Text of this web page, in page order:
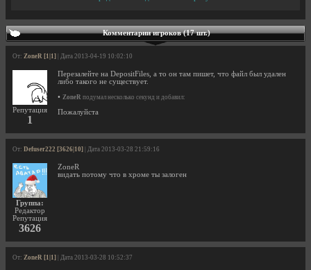
Комментарии игроков (17 шт.)
От: ZoneR [1|1] | Дата 2013-04-19 10:02:10
Репутация
1
Перезалейте на DepositFiles, а то он там пишет, что файл был удален
либо такого не существует.
• ZoneR подумал несколько секунд и добавил:
Пожалуйста
От: Defuser222 [3626|10] | Дата 2013-03-28 21:59:16
Группа:
Редактор
Репутация
3626
ZoneR
видать потому что в хроме ты залоген
От: ZoneR [1|1] | Дата 2013-03-28 10:52:37